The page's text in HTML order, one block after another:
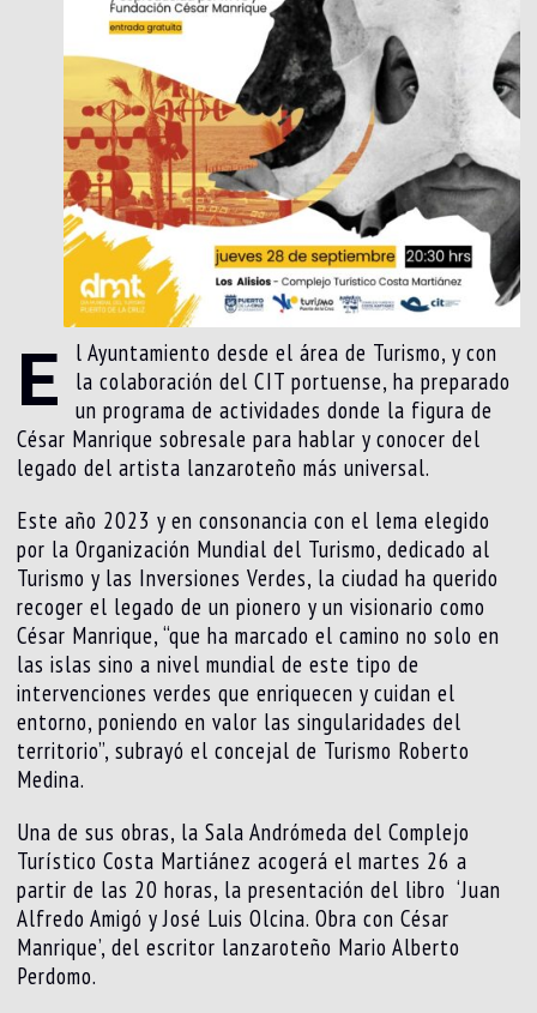
E
l Ayuntamiento desde el área de Turismo, y con
la colaboración del CIT portuense, ha preparado
un programa de actividades donde la figura de
César Manrique sobresale para hablar y conocer del
legado del artista lanzaroteño más universal.
Este año 2023 y en consonancia con el lema elegido
por la Organización Mundial del Turismo, dedicado al
Turismo y las Inversiones Verdes, la ciudad ha querido
recoger el legado de un pionero y un visionario como
César Manrique, “que ha marcado el camino no solo en
las islas sino a nivel mundial de este tipo de
intervenciones verdes que enriquecen y cuidan el
entorno, poniendo en valor las singularidades del
territorio”, subrayó el concejal de Turismo Roberto
Medina.
Una de sus obras, la Sala Andrómeda del Complejo
Turístico Costa Martiánez acogerá el martes 26 a
partir de las 20 horas, la presentación del libro ‘Juan
Alfredo Amigó y José Luis Olcina. Obra con César
Manrique’, del escritor lanzaroteño Mario Alberto
Perdomo.